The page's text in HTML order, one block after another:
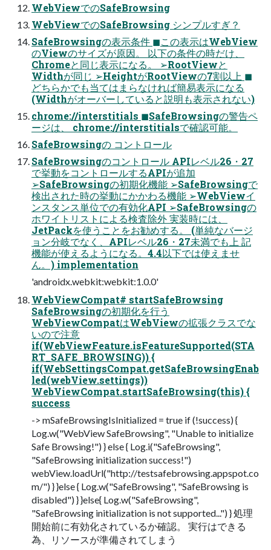
WebViewでのSafeBrowsing
WebViewでのSafeBrowsing シンプルすぎ？
SafeBrowsingの表示条件 ◼この表示はWebView
のViewのサイズが原因。 以下の条件の時だけ、
Chromeと同じ表示になる。 ➢RootViewと
Widthが同じ ➢HeightがRootViewの7割以上 ◼
どちらかでも当てはまらなければ簡易表示になる
(Widthがオーバーしていると説明も表示されない)
chrome://interstitials ◼SafeBrowsingの警告ペ
ージは、 chrome://interstitialsで確認可能。
SafeBrowsingの コントロール
SafeBrowsingのコントロール APIレベル26・27
で挙動をコントロールするAPIが追加
➢SafeBrowsingの初期化機能 ➢SafeBrowsingで
検出された時の挙動にかかわる機能 ➢WebViewイ
ンスタンス単位での有効化API ➢SafeBrowsingの
ホワイトリストによる検査除外 実装時には、
JetPackを使うことをお勧めする。 (単純なバージ
ョン分岐でなく、APIレベル26・27未満でも上 記
機能が使えるようになる。4.4以下では使えませ
ん。) implementation
'androidx.webkit:webkit:1.0.0'
WebViewCompat# startSafeBrowsing
SafeBrowsingの初期化を行う
WebViewCompatはWebViewの拡張クラスでな
いので注意
if(WebViewFeature.isFeatureSupported(STA
RT_SAFE_BROWSING)) {
if(WebSettingsCompat.getSafeBrowsingEnab
led(webView.settings))
WebViewCompat.startSafeBrowsing(this) {
success
-> mSafeBrowsingIsInitialized = true if (!success) {
Log.w("WebView SafeBrowsing", "Unable to initialize
Safe Browsing!") } else { Log.i("SafeBrowsing",
"SafeBrowsing initialization success!")
webView.loadUrl("http://testsafebrowsing.appspot.co
m/") } }else { Log.w("SafeBrowsing", "SafeBrowsing is
disabled") } }else{ Log.w("SafeBrowsing",
"SafeBrowsing initialization is not supported...") } 処理
開始前に有効化されているか確認。 実行はできる
為、リソースが準備されてしまう